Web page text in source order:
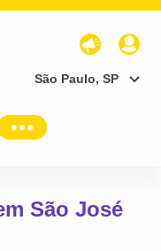
São Paulo, SP
São José